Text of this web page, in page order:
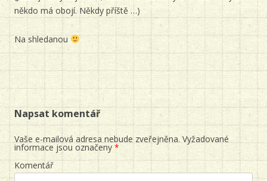
někdo má obojí. Někdy příště …)
Na shledanou
Napsat komentář
Vaše e-mailová adresa nebude zveřejněna. Vyžadované
informace jsou označeny *
Komentář